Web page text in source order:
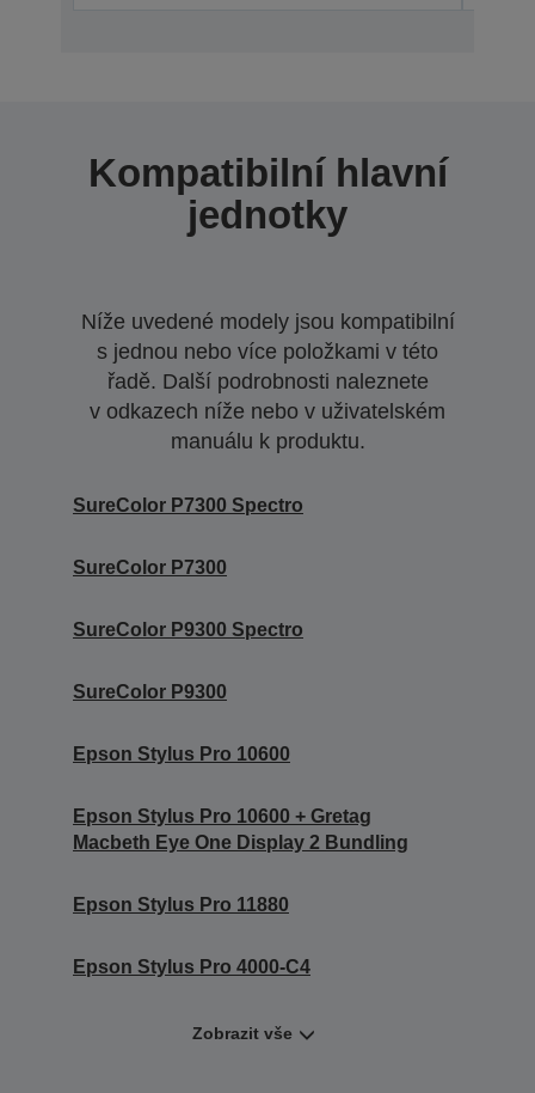
Kompatibilní hlavní
jednotky
Níže uvedené modely jsou kompatibilní
s jednou nebo více položkami v této
řadě. Další podrobnosti naleznete
v odkazech níže nebo v uživatelském
manuálu k produktu.
SureColor P7300 Spectro
SureColor P7300
SureColor P9300 Spectro
SureColor P9300
Epson Stylus Pro 10600
Epson Stylus Pro 10600 + Gretag
Macbeth Eye One Display 2 Bundling
Epson Stylus Pro 11880
Epson Stylus Pro 4000-C4
Zobrazit vše